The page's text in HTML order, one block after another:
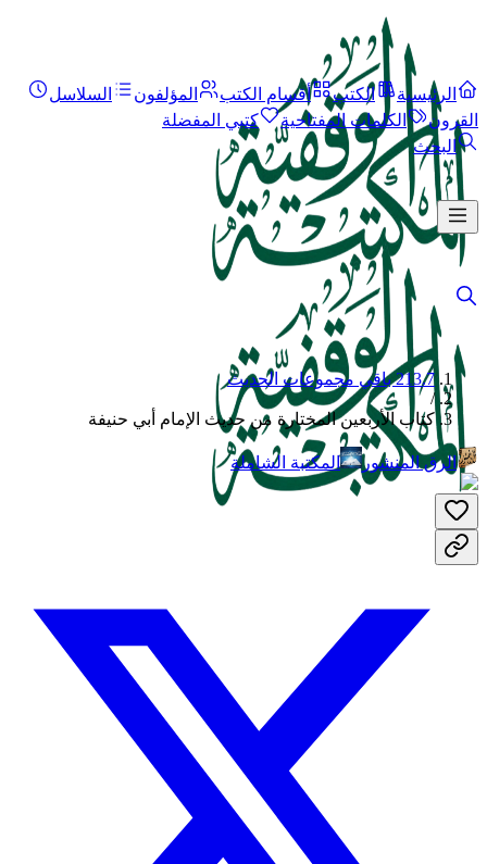
الرئيسية الكتب أقسام الكتب المؤلفون
السلاسل
القرون
الكلمات المفتاحية
كتبي المفضلة
البحث
213.7 باقي مجموعات الحديث
/
كتاب الأربعين المختارة من حديث الإمام أبي حنيفة
الرق المنشور المكتبة الشاملة